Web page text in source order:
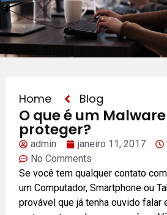
Home Blog
O que é um
proteger?
admin janeiro 11, 2017
No Comments
Se você tem qualquer contato
um Computador, Smartphone ou
provável que já tenha ouvido falar